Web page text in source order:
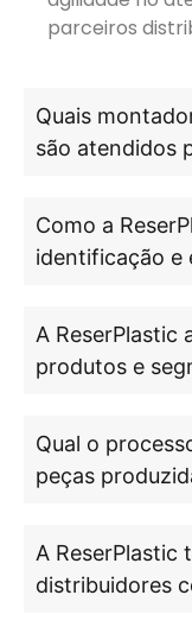
parceiros
Quais
são atendidos
Como a
identificação e
A ReserPlastic
produtos e
Qual o
peças
A ReserPlastic
distribuidores